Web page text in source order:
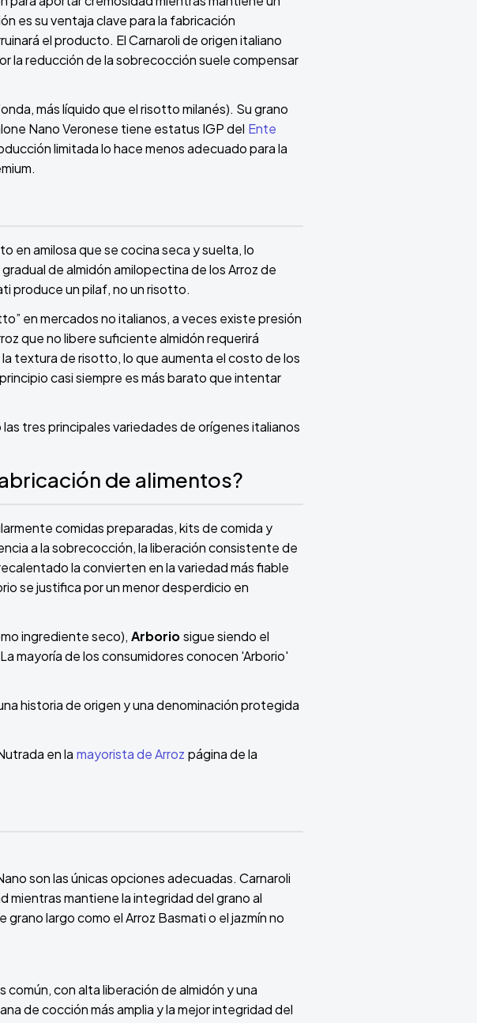
es su ventaja clave para la fabricación
el producto. El Carnaroli de origen italiano
la reducción de la sobrecocción suele compensar
más líquido que el risotto milanés). Su grano
Nano Veronese tiene estatus IGP del Ente
limitada lo hace menos adecuado para la
en amilosa que se cocina seca y suelta, lo
de almidón amilopectina de los Arroz de
produce un pilaf, no un risotto.
en mercados no italianos, a veces existe presión
que no libere suficiente almidón requerirá
textura de risotto, lo que aumenta el costo de los
casi siempre es más barato que intentar
tres principales variedades de orígenes italianos
de alimentos?
comidas preparadas, kits de comida y
a la sobrecocción, la liberación consistente de
la convierten en la variedad más fiable
se justifica por un menor desperdicio en
ingrediente seco), Arboriosigue siendo el
mayoría de los consumidores conocen 'Arborio'
historia de origen y una denominación protegida
en la mayorista de Arroz página de la
son las únicas opciones adecuadas. Carnaroli
mientras mantiene la integridad del grano al
largo como el Arroz Basmati o el jazmín no
común, con alta liberación de almidón y una
de cocción más amplia y la mejor integridad del